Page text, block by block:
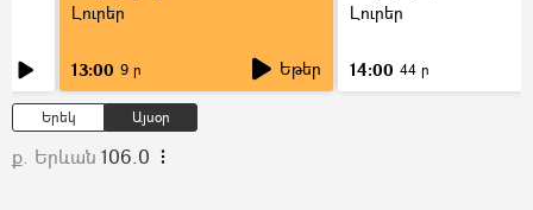
Լուրեր
13:00 9 ր Եթեր
Լուրեր
14:00 44 ր
Երեկ Այսօր
ք. Երևան 106.0